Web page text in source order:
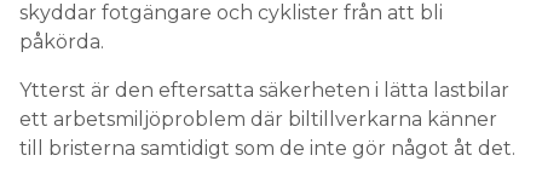
skyddar fotgängare och cyklister från att bli
påkörda.
Ytterst är den eftersatta säkerheten i lätta lastbilar
ett arbetsmiljöproblem där biltillverkarna känner
till bristerna samtidigt som de inte gör något åt det.